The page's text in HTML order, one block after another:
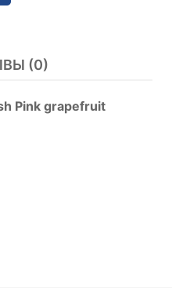
(0)
Pink grapefruit